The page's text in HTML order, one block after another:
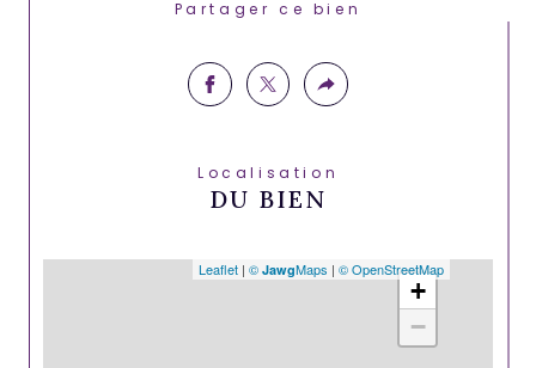
Partager ce bien
Localisation
DU BIEN
+
−
Leaflet | © JawgMaps | © OpenStreetMap